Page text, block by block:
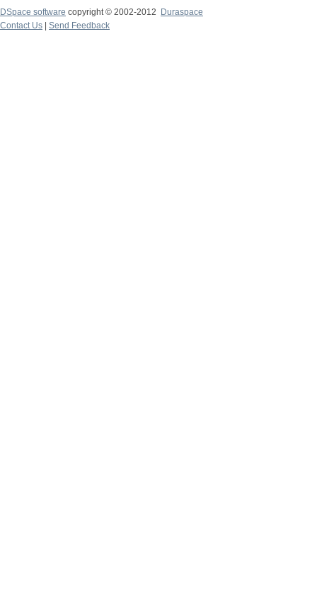
DSpace software copyright © 2002-2012
Duraspace
Contact Us
Send Feedback